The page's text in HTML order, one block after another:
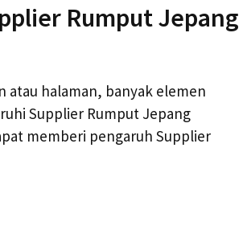
Rumput Jepang
atau halaman, banyak elemen
Supplier Rumput Jepang
memberi pengaruh Supplier